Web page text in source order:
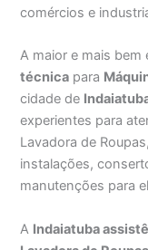
comércios e
A maior e mais
técnica para
cidade de
experientes para
Lavadora de
instalações,
manutenções para
A Indaiatuba